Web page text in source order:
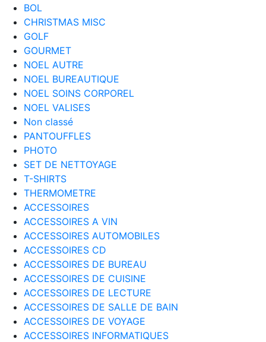
BOL
CHRISTMAS MISC
GOLF
GOURMET
NOEL AUTRE
NOEL BUREAUTIQUE
NOEL SOINS CORPOREL
NOEL VALISES
Non classé
PANTOUFFLES
PHOTO
SET DE NETTOYAGE
T-SHIRTS
THERMOMETRE
ACCESSOIRES
ACCESSOIRES A VIN
ACCESSOIRES AUTOMOBILES
ACCESSOIRES CD
ACCESSOIRES DE BUREAU
ACCESSOIRES DE CUISINE
ACCESSOIRES DE LECTURE
ACCESSOIRES DE SALLE DE BAIN
ACCESSOIRES DE VOYAGE
ACCESSOIRES INFORMATIQUES